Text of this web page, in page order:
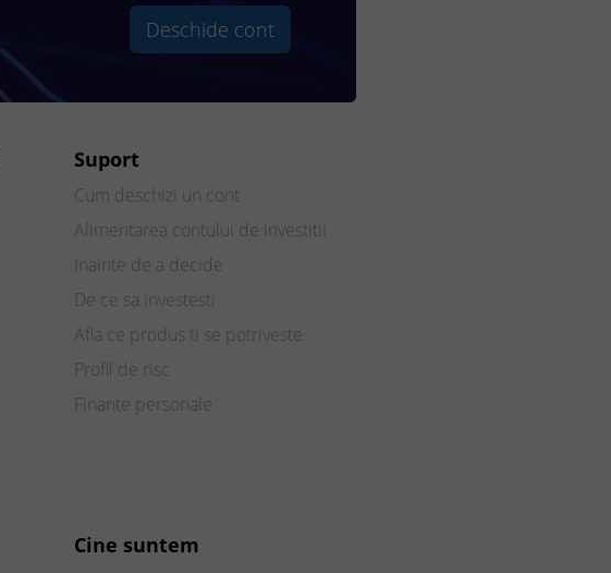
Deschide cont
Suport
Cum deschizi un cont
Alimentarea contului de investitii
Inainte de a decide
De ce sa investesti
Afla ce produs ti se potriveste
Profil de risc
Finante personale
Cine suntem